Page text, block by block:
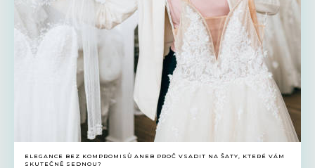
ELEGANCE BEZ KOMPROMISŮ ANEB PROČ VSADIT NA ŠATY, KTERÉ VÁM
SKUTEČNĚ SEDNOU?